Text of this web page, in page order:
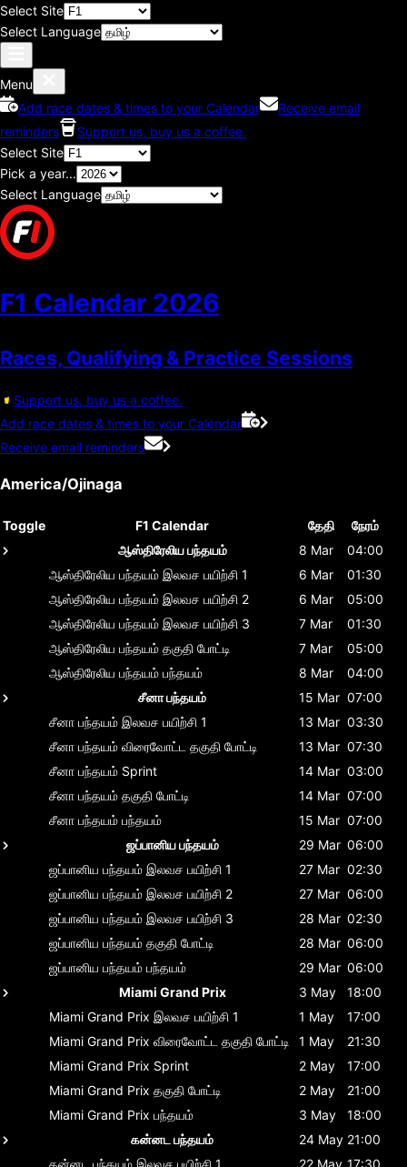
Select Site
Select Language
Menu
Add race dates & times to your Calendar
Receive email
reminders
Support us, buy us a coffee.
Select Site
Pick a year...
Select Language
F1 Calendar 2026
Races, Qualifying & Practice Sessions
Support us, buy us a coffee.
Add race dates & times to your Calendar
Receive email reminders
America/Ojinaga
Toggle F1 Calendar தேதி
நேரம்
ஆஸ்திரேலிய பந்தயம்
8 Mar
04:00
ஆஸ்திரேலிய பந்தயம் இலவச பயிற்சி 1 6 Mar
01:30
ஆஸ்திரேலிய பந்தயம் இலவச பயிற்சி 2 6 Mar
05:00
ஆஸ்திரேலிய பந்தயம் இலவச பயிற்சி 3 7 Mar
01:30
ஆஸ்திரேலிய பந்தயம் தகுதி போட்டி 7 Mar
05:00
ஆஸ்திரேலிய பந்தயம் பந்தயம் 8 Mar
04:00
சீனா பந்தயம்
15 Mar 07:00
சீனா பந்தயம் இலவச பயிற்சி 1 13 Mar 03:30
சீனா பந்தயம் விரைவோட்ட தகுதி போட்டி 13 Mar 07:30
சீனா பந்தயம் Sprint 14 Mar 03:00
சீனா பந்தயம் தகுதி போட்டி 14 Mar 07:00
சீனா பந்தயம் பந்தயம் 15 Mar 07:00
ஜப்பானிய பந்தயம்
29 Mar 06:00
ஜப்பானிய பந்தயம் இலவச பயிற்சி 1 27 Mar 02:30
ஜப்பானிய பந்தயம் இலவச பயிற்சி 2 27 Mar 06:00
ஜப்பானிய பந்தயம் இலவச பயிற்சி 3 28 Mar 02:30
ஜப்பானிய பந்தயம் தகுதி போட்டி 28 Mar 06:00
ஜப்பானிய பந்தயம் பந்தயம் 29 Mar 06:00
Miami Grand Prix
3 May
18:00
Miami Grand Prix இலவச பயிற்சி 1 1 May
17:00
Miami Grand Prix விரைவோட்ட தகுதி போட்டி 1 May
21:30
Miami Grand Prix Sprint 2 May
17:00
Miami Grand Prix தகுதி போட்டி 2 May
21:00
Miami Grand Prix பந்தயம் 3 May
18:00
கன்னட பந்தயம்
24 May 21:00
கன்னட பந்தயம் இலவச பயிற்சி 1 22 May 17:30